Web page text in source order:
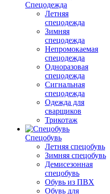
Спецодежда
Летняя
спецодежда
Зимняя
спецодежда
Непромокаемая
спецодежда
Одноразовая
спецодежда
Сигнальная
спецодежда
Одежда для
сварщиков
Трикотаж
Спецобувь
Летняя спецобувь
Зимняя спецобувь
Демисезонная
спецобувь
Обувь из ПВХ
Обувь для